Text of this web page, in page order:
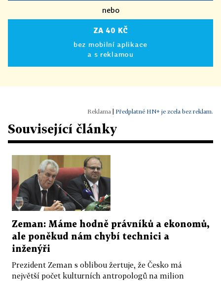
nebo
ZA 40 KČ
bez mobilní aplikace
a s reklamou
Předplatné HN+ je zcela bez reklam.
Související články
Zeman: Máme hodně právníků a ekonomů,
ale poněkud nám chybí technici a
inženýři
Prezident Zeman s oblibou žertuje, že Česko má
největší počet kulturních antropologů na milion